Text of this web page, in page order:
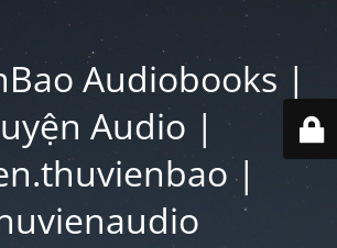
Audiobooks |
Audio |
|